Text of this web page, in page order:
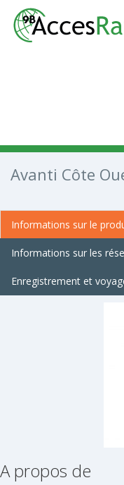
Avanti Côte
Informations sur le
Informations sur les
Enregistrement et
A propos de